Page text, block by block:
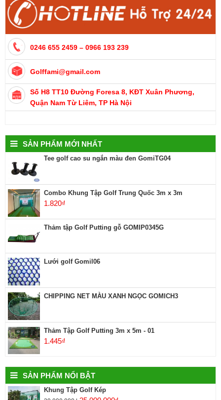
0246 655 2459 – 0966 193 239
Golffami@gmail.com
Số H8 TT10 Đường Foresa 8, KĐT Xuân Phương,
Quận Nam Từ Liêm, TP Hà Nội
SẢN PHẨM MỚI NHẤT
Tee golf cao su ngắn màu đen GomiTG04
Combo Khung Tập Golf Trung Quốc 3m x 3m
1.820₫
Thảm tập Golf Putting gỗ GOMIP0345G
Lưới golf Gomil06
CHIPPING NET MÀU XANH NGỌC GOMICH3
Thảm Tập Golf Putting 3m x 5m - 01
1.445₫
SẢN PHẨM NỔI BẬT
Khung Tập Golf Kép